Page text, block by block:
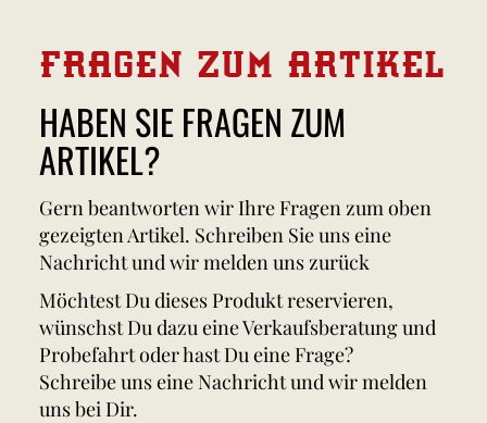
FRAGEN ZUM ARTIKEL
HABEN SIE FRAGEN ZUM
ARTIKEL?
Gern beantworten wir Ihre Fragen zum oben
gezeigten Artikel. Schreiben Sie uns eine
Nachricht und wir melden uns zurück
Möchtest Du dieses Produkt reservieren,
wünschst Du dazu eine Verkaufsberatung und
Probefahrt oder hast Du eine Frage?
Schreibe uns eine Nachricht und wir melden
uns bei Dir.